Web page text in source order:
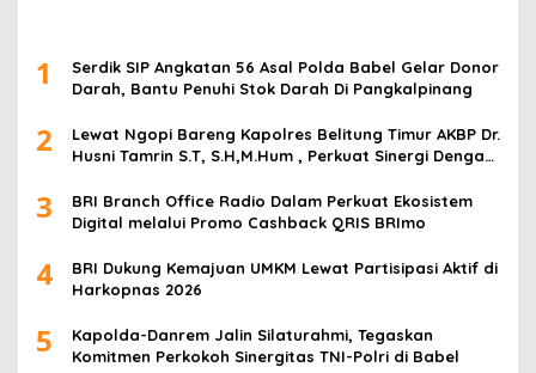
1
Serdik SIP Angkatan 56 Asal Polda Babel Gelar Donor
Darah, Bantu Penuhi Stok Darah Di Pangkalpinang
2
Lewat Ngopi Bareng Kapolres Belitung Timur AKBP Dr.
Husni Tamrin S.T, S.H,M.Hum , Perkuat Sinergi Dengan
3
BRI Branch Office Radio Dalam Perkuat Ekosistem
Digital melalui Promo Cashback QRIS BRImo
4
BRI Dukung Kemajuan UMKM Lewat Partisipasi Aktif di
Harkopnas 2026
5
Kapolda-Danrem Jalin Silaturahmi, Tegaskan
Komitmen Perkokoh Sinergitas TNI-Polri di Babel